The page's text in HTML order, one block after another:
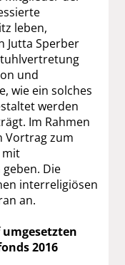
leben,
Jutta Sperber
und
wie ein solches
werden
Im Rahmen
Vortrag zum
mit
Die
interreligiösen
an.
2016